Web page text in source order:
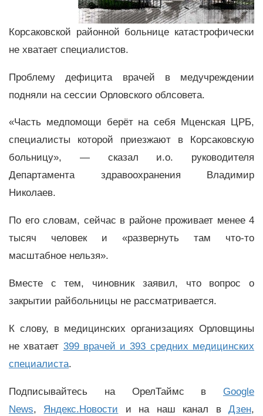
Корсаковской районной больнице катастрофически
не хватает специалистов.
Проблему дефицита врачей в медучреждении
подняли на сессии Орловского облсовета.
«Часть медпомощи берёт на себя Мценская ЦРБ,
специалисты которой приезжают в Корсаковскую
больницу», — сказал и.о. руководителя
Департамента здравоохранения Владимир
Николаев.
По его словам, сейчас в районе проживает менее 4
тысяч человек и «развернуть там что-то
масштабное нельзя».
Вместе с тем, чиновник заявил, что вопрос о
закрытии райбольницы не рассматривается.
К слову, в медицинских организациях Орловщины
не хватает 399 врачей и 393 средних медицинских
специалиста.
Подписывайтесь на ОрелТаймс в Google
News, Яндекс.Новости и на наш канал вДзен,